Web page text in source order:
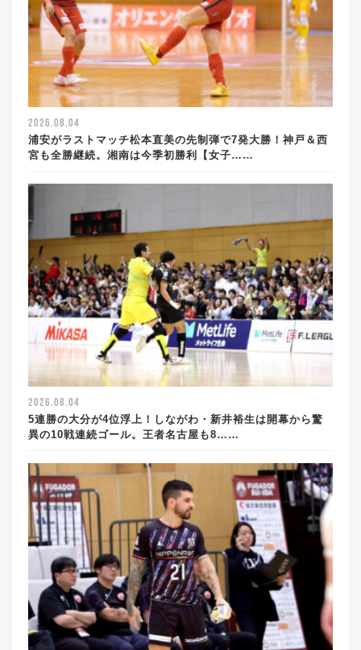
2026.08.04
浦安がラストマッチ松本直美の先制弾で7発大勝！神戸＆西
宮も全勝継続。湘南は今季初勝利【女子……
2026.08.04
5連勝の大分が4位浮上！しながわ・新井裕生は開幕から驚
異の10戦連続ゴール。王者名古屋も8……